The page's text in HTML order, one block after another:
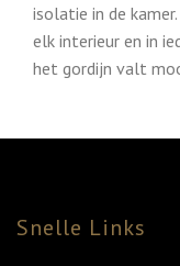
isolatie in de
elk interieur en in
het gordijn valt
Snelle Links